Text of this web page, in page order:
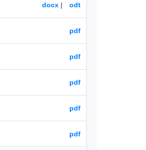
docx | odt
pdf
pdf
pdf
pdf
pdf